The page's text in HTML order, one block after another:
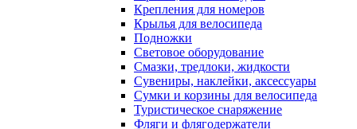
Крепления для номеров
Крылья для велосипеда
Подножки
Световое оборудование
Смазки, тредлоки, жидкости
Сувениры, наклейки, аксессуары
Сумки и корзины для велосипеда
Туристическое снаряжение
Фляги и флягодержатели